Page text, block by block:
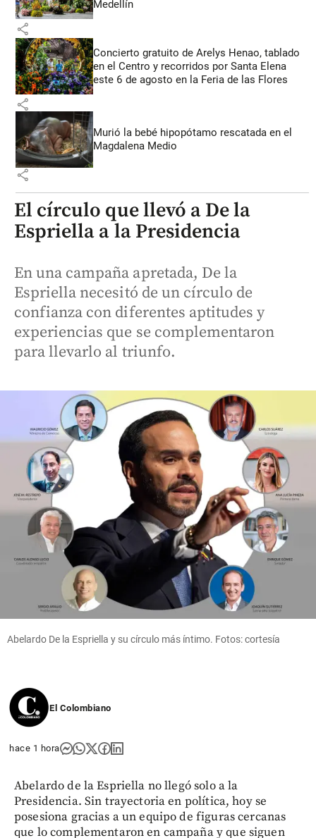
Medellín
share
Concierto gratuito de Arelys Henao, tablado
en el Centro y recorridos por Santa Elena
este 6 de agosto en la Feria de las Flores
share
Murió la bebé hipopótamo rescatada en el
Magdalena Medio
share
El círculo que llevó a De la
Espriella a la Presidencia
En una campaña apretada, De la
Espriella necesitó de un círculo de
confianza con diferentes aptitudes y
experiencias que se complementaron
para llevarlo al triunfo.
Abelardo De la Espriella y su círculo más íntimo. Fotos: cortesía
El Colombiano
hace 1 hora
Abelardo de la Espriella no llegó solo a la
Presidencia. Sin trayectoria en política, hoy se
posesiona gracias a un equipo de figuras cercanas
que lo complementaron en campaña y que siguen